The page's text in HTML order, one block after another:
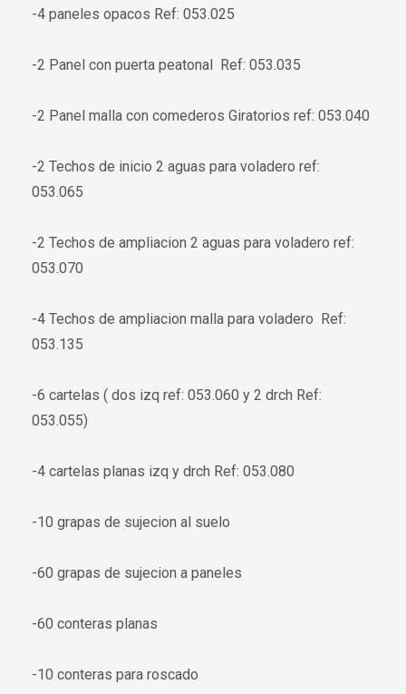
-4 paneles opacos Ref: 053.025
-2 Panel con puerta peatonal Ref: 053.035
-2 Panel malla con comederos Giratorios ref: 053.040
-2 Techos de inicio 2 aguas para voladero ref:
053.065
-2 Techos de ampliacion 2 aguas para voladero ref:
053.070
-4 Techos de ampliacion malla para voladero Ref:
053.135
-6 cartelas ( dos izq ref: 053.060 y 2 drch Ref:
053.055)
-4 cartelas planas izq y drch Ref: 053.080
-10 grapas de sujecion al suelo
-60 grapas de sujecion a paneles
-60 conteras planas
-10 conteras para roscado